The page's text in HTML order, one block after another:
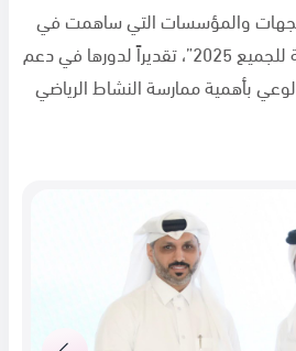
والمؤسسات التي ساهمت في
إنجاح برنامج “صيف الرياضة للجميع 2025”، تقديراً لدورها في دعم
بأهمية ممارسة النشاط الرياضي